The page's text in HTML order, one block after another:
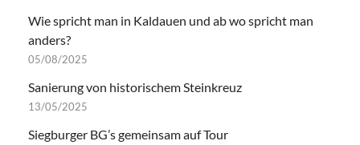
Wie spricht man in Kaldauen und ab wo spricht man
anders?
05/08/2025
Sanierung von historischem Steinkreuz
13/05/2025
Siegburger BG’s gemeinsam auf Tour